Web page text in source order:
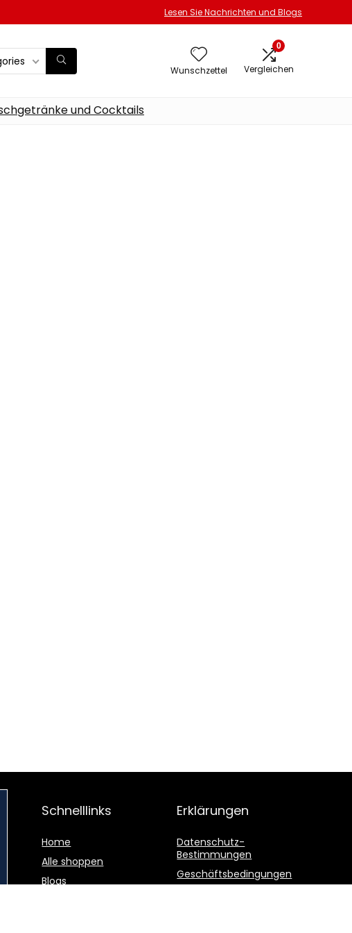
Lesen Sie Nachrichten und Blogs
Wunschzettel
0
Vergleichen
und Cocktails
Schnelllinks
Home
Alle shoppen
Blogs
Erklärungen
Datenschutz-
Bestimmungen
Geschäftsbedingungen